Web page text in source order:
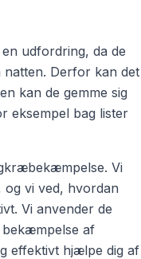
udfordring, da de
Derfor kan det
kan de gemme sig
eksempel bag lister
Vi
vi ved, hvordan
Vi anvender de
bekæmpelse af
effektivt hjælpe dig af